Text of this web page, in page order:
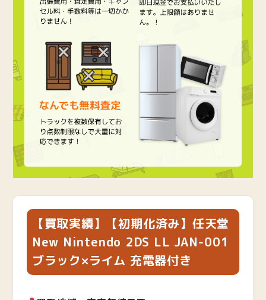
【買取実績】【初期化済み】任天堂
New Nintendo 2DS LL JAN-001
ブラック×ライム 充電器付き